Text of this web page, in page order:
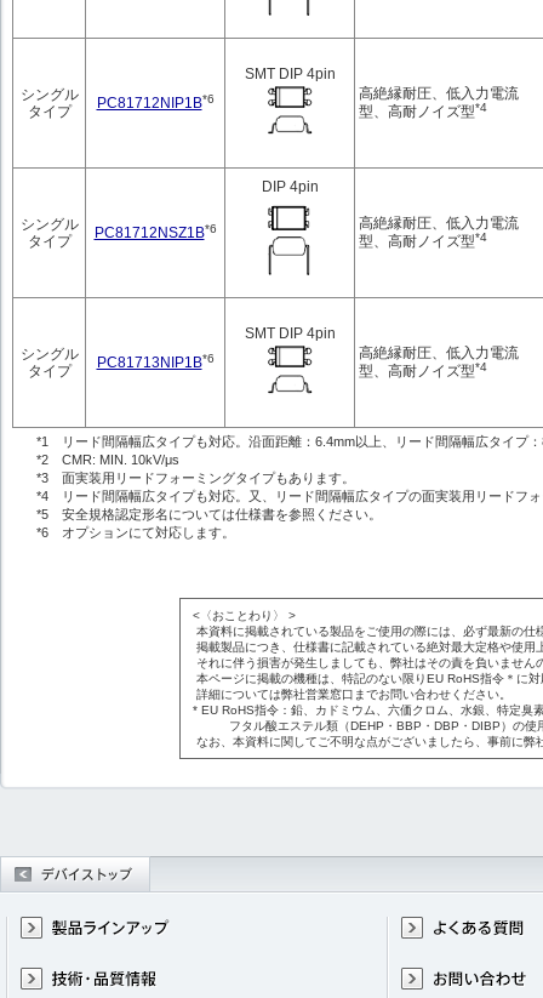
シングル
タイプ
PC81712NIP1B*6
SMT DIP 4pin
高絶縁耐圧、低入力電流
型、高耐ノイズ型*4
シングル
タイプ
PC81712NSZ1B*6
DIP 4pin
高絶縁耐圧、低入力電流
型、高耐ノイズ型*4
シングル
タイプ
PC81713NIP1B*6
SMT DIP 4pin
高絶縁耐圧、低入力電流
型、高耐ノイズ型*4
*1 リード間隔幅広タイプも対応。沿面距離：6.4mm以上、リード間隔幅広タイプ
*2 CMR: MIN. 10kV/μs
*3 面実装用リードフォーミングタイプもあります。
*4 リード間隔幅広タイプも対応。又、リード間隔幅広タイプの面実装用リードフ
*5 安全規格認定形名については仕様書を参照ください。
*6 オプションにて対応します。
<〈おことわり〉 >
本資料に掲載されている製品をご使用の際には、必ず最新の
掲載製品につき、仕様書に記載されている絶対最大定格や使
それに伴う損害が発生しましても、弊社はその責を負いません
本ページに掲載の機種は、特記のない限りEU RoHS指令＊に
詳細については弊社営業窓口までお問い合わせください。
* EU RoHS指令：鉛、カドミウム、六価クロム、水銀、特定臭
フタル酸エステル類（DEHP・BBP・DBP・DIBP）の使
なお、本資料に関してご不明な点がございましたら、事前に